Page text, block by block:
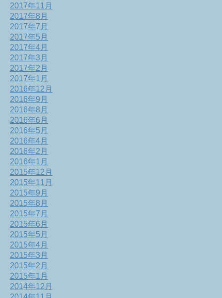
2017年11月
2017年8月
2017年7月
2017年5月
2017年4月
2017年3月
2017年2月
2017年1月
2016年12月
2016年9月
2016年8月
2016年6月
2016年5月
2016年4月
2016年2月
2016年1月
2015年12月
2015年11月
2015年9月
2015年8月
2015年7月
2015年6月
2015年5月
2015年4月
2015年3月
2015年2月
2015年1月
2014年12月